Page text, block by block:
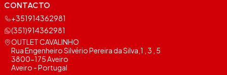
CONTACTO
+351914362981
(351)914362981
OUTLET CAVALINHO
Rua Engenheiro Silvério Pereira da Silva,1 , 3 , 5
3800-175 Aveiro
Aveiro - Portugal